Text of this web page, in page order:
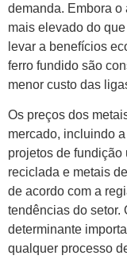
demanda. Embora o
mais elevado do
levar a benefícios
ferro fundido são
menor custo das
Os preços dos
mercado, incluindo
projetos de
reciclada e metais
de acordo com a
tendências do setor.
determinante
qualquer processo